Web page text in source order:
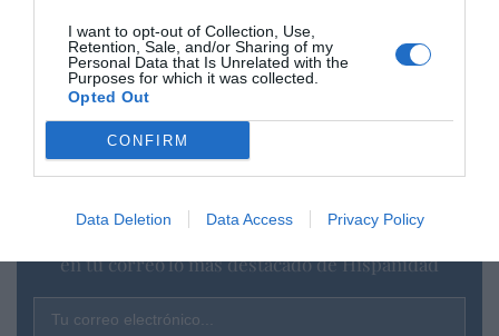
I want to opt-out of Collection, Use,
Retention, Sale, and/or Sharing of my
Personal Data that Is Unrelated with the
Purposes for which it was collected.
Opted Out
CONFIRM
Data Deletion Data Access Privacy Policy
española Volotea, cuyo CEO,Carlos Muñoz
explicó, en mayo pasado, que los aranceles de
Trump “complicaban” la operación.
¿Te ha interesado este artículo?
en tu correo lo más destacado de Hispanidad
Tu correo electrónico...